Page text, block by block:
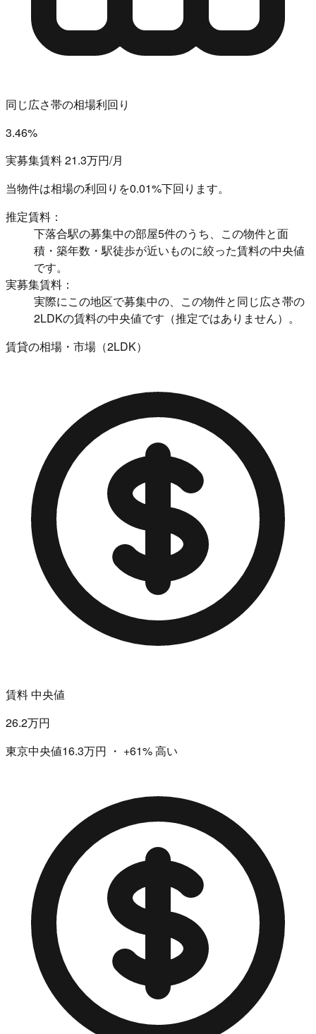
同じ広さ帯の相場利回り
3.46%
実募集賃料 21.3万円/月
当物件は相場の利回りを0.01%下回ります。
推定賃料：
下落合駅の募集中の部屋5件のうち、この物件と面
積・築年数・駅徒歩が近いものに絞った賃料の中央値
です。
実募集賃料：
実際にこの地区で募集中の、この物件と同じ広さ帯の
2LDKの賃料の中央値です（推定ではありません）。
賃貸の相場・市場（2LDK）
賃料 中央値
26.2万円
東京中央値16.3万円 ・ +61%高い